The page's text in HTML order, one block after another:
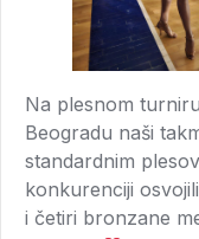
Na plesnom
Beogradu naši
standardnim
konkurenciji
i četiri bronzane